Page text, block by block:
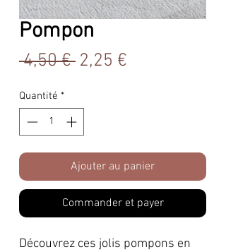
Pompon
4,50 € Prix
2,25 €
Quantité *
Ajouter au panier
Commander et payer
Découvrez ces jolis pompons en